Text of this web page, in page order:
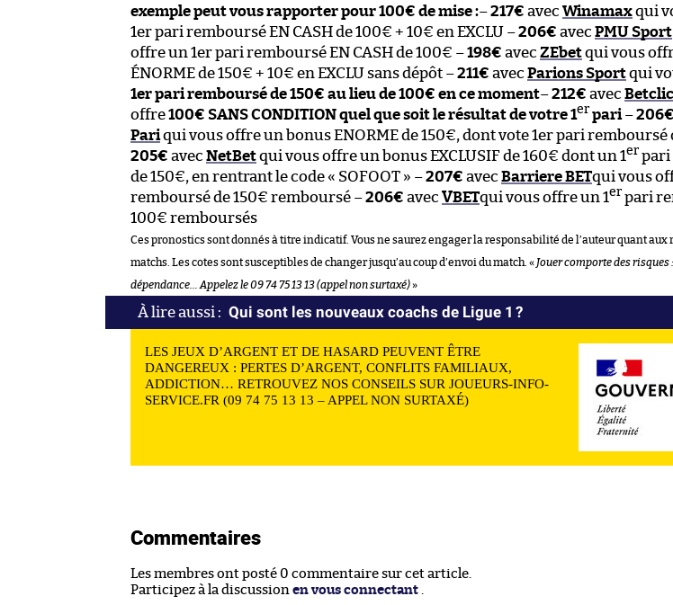
exemple peut vous rapporter pour 100€ de mise :–217€ avec Winamaxqui
1er pari remboursé EN CASH de 100€ + 10€ en EXCLU –206€ avec PMU Sport
offre un 1er pari remboursé EN CASH de 100€ –198€ avec ZEbetqui vous
ÉNORME de 150€ + 10€ en EXCLU sans dépôt –211€ avec Parions Sportqui
1er pari remboursé de 150€ au lieu de 100€ en ce moment–212€ avec Betclic
offre100€ SANS CONDITION quel que soit le résultat de votre 1er pari–206€
Pariqui vous offre un bonus ENORME de 150€, dont vote 1er pari remboursé
205€ avec NetBetqui vous offre un bonus EXCLUSIF de 160€ dont un 1er pari
de 150€, en rentrant le code « SOFOOT » –207€ avec Barriere BETqui vous
remboursé de 150€ remboursé –206€ avec VBETqui vous offre un 1er pari
100€ remboursés
Ces pronostics sont donnés à titre indicatif. Vous ne saurez engager la responsabilité de l’auteur quant aux
matchs. Les cotes sont susceptibles de changer jusqu’au coup d’envoi du match. « Jouer comporte des risques
dépendance… Appelez le 09 74 75 13 13 (appel non surtaxé)»
Qui sont les nouveaux coachs de Ligue 1 ?
LES JEUX D’ARGENT ET DE HASARD PEUVENT ÊTRE
DANGEREUX : PERTES D’ARGENT, CONFLITS FAMILIAUX,
ADDICTION… RETROUVEZ NOS CONSEILS SUR JOUEURS-INFO-
SERVICE.FR (09 74 75 13 13 – APPEL NON SURTAXÉ)
Commentaires
Les membres ont posté 0 commentaire sur cet article.
Participez à la discussion en vous connectant .